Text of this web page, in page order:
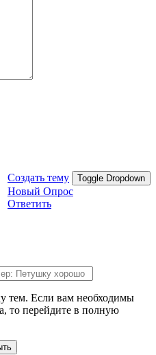
Создать тему Toggle Dropdown
Новый Опрос
Ответить
тем. Если вам необходимы
то перейдите в полную